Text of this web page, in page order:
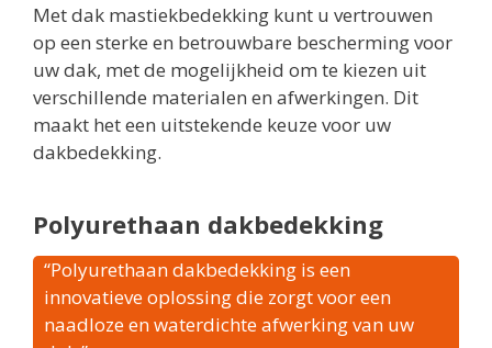
Met dak mastiekbedekking kunt u vertrouwen
op een sterke en betrouwbare bescherming voor
uw dak, met de mogelijkheid om te kiezen uit
verschillende materialen en afwerkingen. Dit
maakt het een uitstekende keuze voor uw
dakbedekking.
Polyurethaan dakbedekking
“Polyurethaan dakbedekking is een
innovatieve oplossing die zorgt voor een
naadloze en waterdichte afwerking van uw